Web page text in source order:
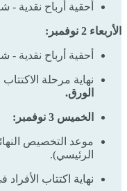
أحقية أرباح نقدية -
الأربعاء 2 نوفمبر:
أحقية أرباح نقدية -
نهاية مرحلة
الورق.
الخميس 3 نوفمبر:
موعد التخصيص
الرئيسي).
نهاية اكتتاب